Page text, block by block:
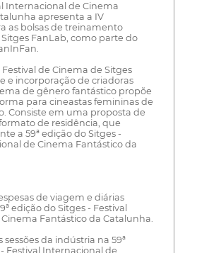
Internacional de Cinema
apresenta a IV
as bolsas de treinamento
FanLab, como parte do
de Cinema de Sitges
e incorporação de criadoras
de gênero fantástico propõe
para cineastas femininas de
Consiste em uma proposta de
de residência, que
a 59ª edição do Sitges -
de Cinema Fantástico da
de viagem e diárias
edição do Sitges - Festival
Fantástico da Catalunha.
sessões da indústria na 59ª
Festival Internacional de